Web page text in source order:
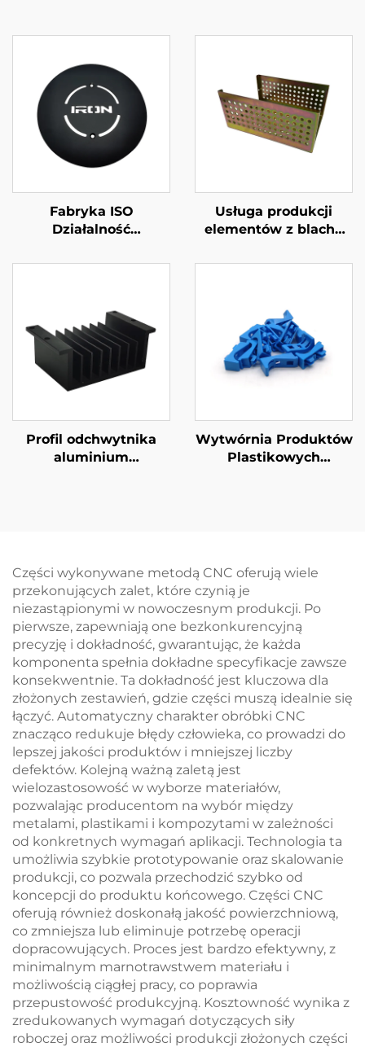
Fabryka ISO
Działalność
metalu Wykonanie
aluminium
Usługa produkcji
elementów z blachy
stalowa wyciskana z
Profil odchwytnika
aluminium
Wytwórnia Produktów
Plastikowych
Części wykonywane metodą CNC oferują wiele
przekonujących zalet, które czynią je
niezastąpionymi w nowoczesnym produkcji. Po
pierwsze, zapewniają one bezkonkurencyjną
precyzję i dokładność, gwarantując, że każda
komponenta spełnia dokładne specyfikacje zawsze
konsekwentnie. Ta dokładność jest kluczowa dla
złożonych zestawień, gdzie części muszą idealnie się
łączyć. Automatyczny charakter obróbki CNC
znacząco redukuje błędy człowieka, co prowadzi do
lepszej jakości produktów i mniejszej liczby
defektów. Kolejną ważną zaletą jest
wielozastosowość w wyborze materiałów,
pozwalając producentom na wybór między
metalami, plastikami i kompozytami w zależności
od konkretnych wymagań aplikacji. Technologia ta
umożliwia szybkie prototypowanie oraz skalowanie
produkcji, co pozwala przechodzić szybko od
koncepcji do produktu końcowego. Części CNC
oferują również doskonałą jakość powierzchniową,
co zmniejsza lub eliminuje potrzebę operacji
dopracowujących. Proces jest bardzo efektywny, z
minimalnym marnotrawstwem materiału i
możliwością ciągłej pracy, co poprawia
przepustowość produkcyjną. Kosztowność wynika z
zredukowanych wymagań dotyczących siły
roboczej oraz możliwości produkcji złożonych części